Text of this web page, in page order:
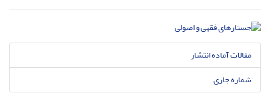
مقالات آماده انتشار
شماره جاری